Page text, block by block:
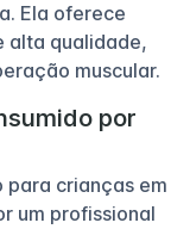
Ela oferece
alta qualidade,
muscular.
por
para crianças em
um profissional